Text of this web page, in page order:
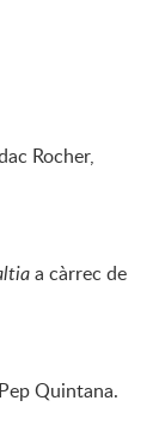
Rocher,
a càrrec de
Quintana.